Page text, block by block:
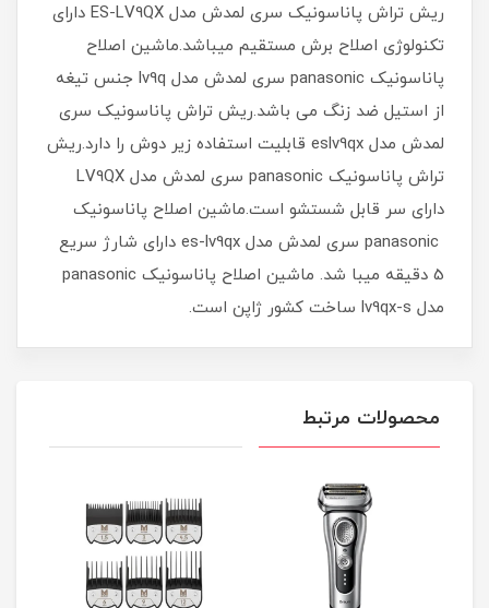
ریش تراش پاناسونیک سری لمدش مدل ES-LV9QX دارای
تکنولوژی اصلاح برش مستقیم میباشد.ماشین اصلاح
پاناسونیک panasonic سری لمدش مدل lv9q جنس تیغه
از استیل ضد زنگ می باشد.ریش تراش پاناسونیک سری
لمدش مدل eslv9qx قابلیت استفاده زیر دوش را دارد.ریش
تراش پاناسونیک panasonic سری لمدش مدل LV9QX
دارای سر قابل شستشو است.ماشین اصلاح پاناسونیک
panasonic سری لمدش مدل es-lv9qx دارای شارژ سریع
5 دقیقه میبا شد. ماشین اصلاح پاناسونیک panasonic
مدل lv9qx-s ساخت کشور ژاپن است.
محصولات مرتبط